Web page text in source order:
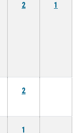
2 1
2
1